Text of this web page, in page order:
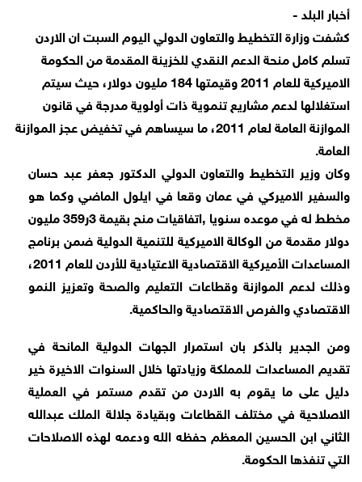
أخبار البلد -
كشفت وزارة التخطيط والتعاون الدولي اليوم السبت ان الاردن
تسلم كامل منحة الدعم النقدي للخزينة المقدمة من الحكومة
الاميركية للعام 2011 وقيمتها 184 مليون دولار، حيث سيتم
استغلالها لدعم مشاريع تنموية ذات أولوية مدرجة في قانون
الموازنة العامة لعام 2011، ما سيساهم في تخفيض عجز الموازنة
العامة.
وكان وزير التخطيط والتعاون الدولي الدكتور جعفر عبد حسان
والسفير الاميركي في عمان وقعا في ايلول الماضي وكما هو
مخطط له في موعده سنويا ,اتفاقيات منح بقيمة 3ر359 مليون
دولار مقدمة من الوكالة الاميركية للتنمية الدولية ضمن برنامج
المساعدات الأميركية الاقتصادية الاعتيادية للأردن للعام 2011،
وذلك لدعم الموازنة وقطاعات التعليم والصحة وتعزيز النمو
الاقتصادي والفرص الاقتصادية والحاكمية.
ومن الجدير بالذكر بان استمرار الجهات الدولية المانحة في
تقديم المساعدات للمملكة وزيادتها خلال السنوات الاخيرة خير
دليل على ما يقوم به الاردن من تقدم مستمر في العملية
الاصلاحية في مختلف القطاعات وبقيادة جلالة الملك عبدالله
الثاني ابن الحسين المعظم حفظه الله ودعمه لهذه الاصلاحات
التي تنفذها الحكومة.